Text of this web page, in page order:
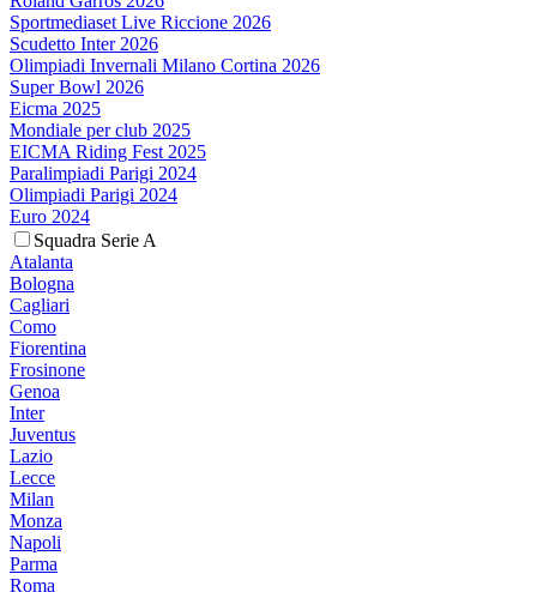
Sportmediaset Live Riccione 2026
Scudetto Inter 2026
Olimpiadi Invernali Milano Cortina 2026
Super Bowl 2026
Eicma 2025
Mondiale per club 2025
EICMA Riding Fest 2025
Paralimpiadi Parigi 2024
Olimpiadi Parigi 2024
Euro 2024
Squadra Serie A
Atalanta
Bologna
Cagliari
Como
Fiorentina
Frosinone
Genoa
Inter
Juventus
Lazio
Lecce
Milan
Monza
Napoli
Parma
Roma